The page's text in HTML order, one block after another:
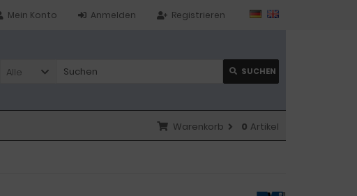
Registrieren
Anmelden
Mein Konto
Alle SUCHEN
Warenkorb 0 Artikel